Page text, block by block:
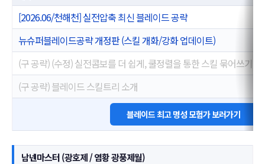
[2026.06/천해천] 실전압축 최신 블레이드 공략
뉴슈퍼블레이드공략 개정판 (스킬 개화/강화 업데이트)
(구 공략) (수정) 실전콤보를 더 쉽게, 쿨정렬을 통한 스킬 묶어쓰기
(구 공략) 블레이드 스킬트리 소개
블레이드 최고 명성 모험가 보러가기
남넨마스터 (광호제 / 염황 광풍제월)